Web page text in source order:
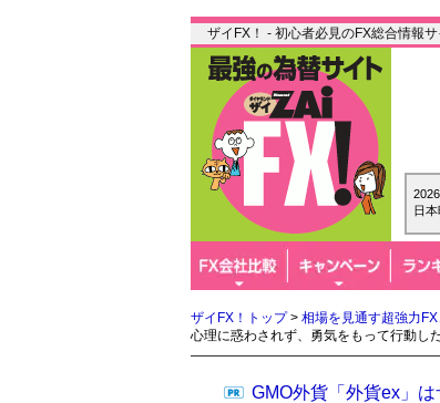
ザイFX！ - 初心者必見のFX総合情報サ
日
ザイFX！トップ> 相場を見通す超強力FX
心理に惑わされず、勇気をもって行動し
GMO外貨「外貨ex」